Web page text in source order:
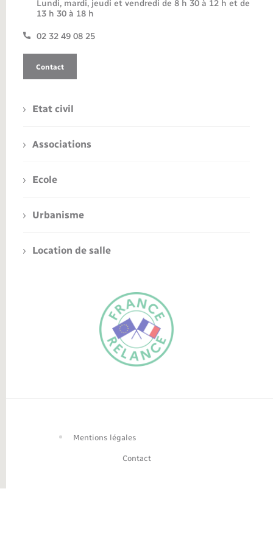
Lundi, mardi, jeudi et vendredi de 8 h 30 à 12 h et de
13 h 30 à 18 h
02 32 49 08 25
Contact
Etat civil
Associations
Ecole
Urbanisme
Location de salle
Mentions légales
Contact